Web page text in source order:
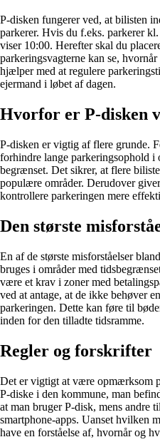
P-disken fungerer ved, at bilisten
parkerer. Hvis du f.eks. parkerer
viser 10:00. Herefter skal du
parkeringsvagterne kan se,
hjælper med at regulere
ejermand i løbet af dagen.
Hvorfor er P-disken
P-disken er vigtig af flere grunde.
forhindre lange parkeringsophold i
begrænset. Det sikrer, at flere
populære områder. Derudover
kontrollere parkeringen mere
Den største
En af de største misforståelser
bruges i områder med
være et krav i zoner med
ved at antage, at de ikke behøver
parkeringen. Dette kan føre til
inden for den tilladte tidsramme.
Regler og forskrifter
Det er vigtigt at være opmærksom
P-diske i den kommune, man
at man bruger P-disk, mens andre
smartphone-apps. Uanset hvilken
have en forståelse af, hvornår og